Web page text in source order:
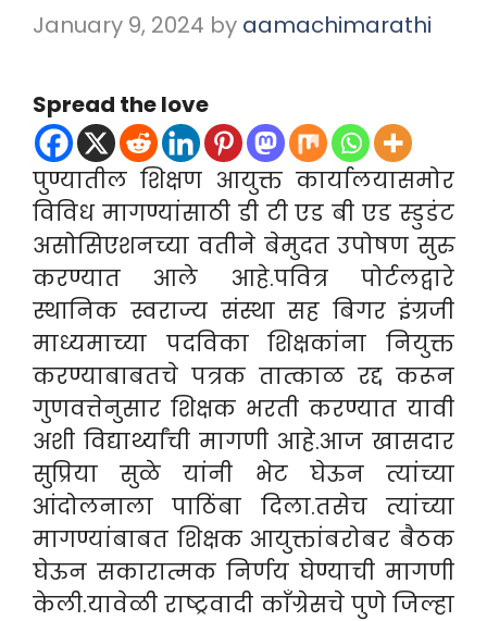
January 9, 2024 by aamachimarathi
Spread the love
पुण्यातील शिक्षण आयुक्त कार्यालयासमोर
विविध मागण्यांसाठी डी टी एड बी एड स्डुडंट
असोसिएशनच्या वतीने बेमुदत उपोषण सुरु
करण्यात आले आहे.पवित्र पोर्टलद्वारे
स्थानिक स्वराज्य संस्था सह बिगर इंग्रजी
माध्यमाच्या पदविका शिक्षकांना नियुक्त
करण्याबाबतचे पत्रक तात्काळ रद्द करून
गुणवत्तेनुसार शिक्षक भरती करण्यात यावी
अशी विद्यार्थ्यांची मागणी आहे.आज खासदार
सुप्रिया सुळे यांनी भेट घेऊन त्यांच्या
आंदोलनाला पाठिंबा दिला.तसेच त्यांच्या
मागण्यांबाबत शिक्षक आयुक्तांबरोबर बैठक
घेऊन सकारात्मक निर्णय घेण्याची मागणी
केली.यावेळी राष्ट्रवादी काँग्रेसचे पुणे जिल्हा